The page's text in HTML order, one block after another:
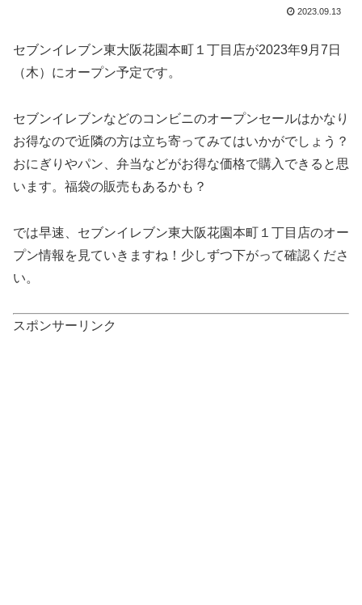
2023.09.13
セブンイレブン東大阪花園本町１丁目店が2023年9月7日
（木）にオープン予定です。
セブンイレブンなどのコンビニのオープンセールはかなり
お得なので近隣の方は立ち寄ってみてはいかがでしょう？
おにぎりやパン、弁当などがお得な価格で購入できると思
います。福袋の販売もあるかも？
では早速、セブンイレブン東大阪花園本町１丁目店のオー
プン情報を見ていきますね！少しずつ下がって確認くださ
い。
スポンサーリンク